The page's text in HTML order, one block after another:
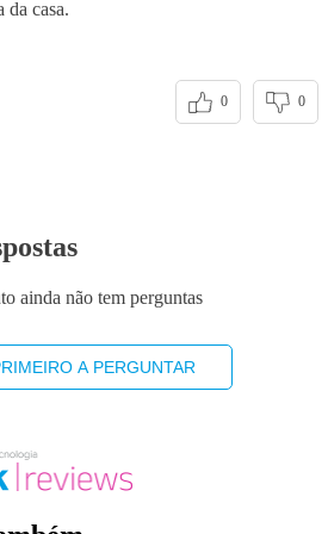
da casa.
0 0
ainda não tem perguntas
A PERGUNTAR